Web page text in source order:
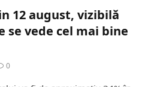
12 august, vizibilă
se vede cel mai bine
0